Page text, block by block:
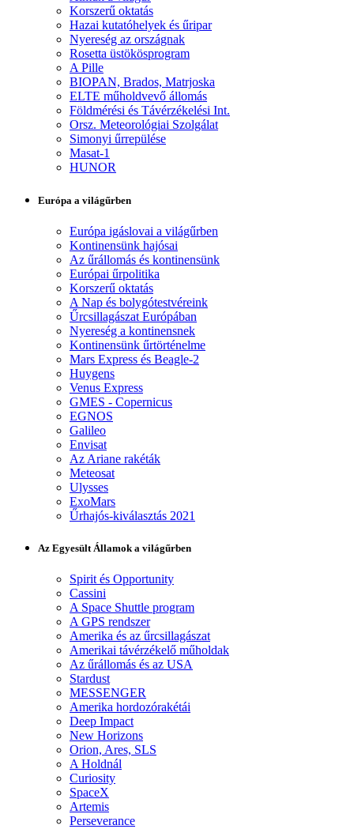
Korszerű oktatás
Hazai kutatóhelyek és űripar
Nyereség az országnak
Rosetta üstökösprogram
A Pille
BIOPAN, Brados, Matrjoska
ELTE műholdvevő állomás
Földmérési és Távérzékelési Int.
Orsz. Meteorológiai Szolgálat
Simonyi űrrepülése
Masat-1
HUNOR
Európa a világűrben
Európa igáslovai a világűrben
Kontinensünk hajósai
Az űrállomás és kontinensünk
Európai űrpolitika
Korszerű oktatás
A Nap és bolygótestvéreink
Űrcsillagászat Európában
Nyereség a kontinensnek
Kontinensünk űrtörténelme
Mars Express és Beagle-2
Huygens
Venus Express
GMES - Copernicus
EGNOS
Galileo
Envisat
Az Ariane rakéták
Meteosat
Ulysses
ExoMars
Űrhajós-kiválasztás 2021
Az Egyesült Államok a világűrben
Spirit és Opportunity
Cassini
A Space Shuttle program
A GPS rendszer
Amerika és az űrcsillagászat
Amerikai távérzékelő műholdak
Az űrállomás és az USA
Stardust
MESSENGER
Amerika hordozórakétái
Deep Impact
New Horizons
Orion, Ares, SLS
A Holdnál
Curiosity
SpaceX
Artemis
Perseverance